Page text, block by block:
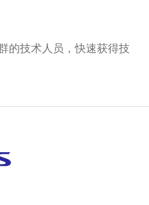
的技术人员，快速获得技